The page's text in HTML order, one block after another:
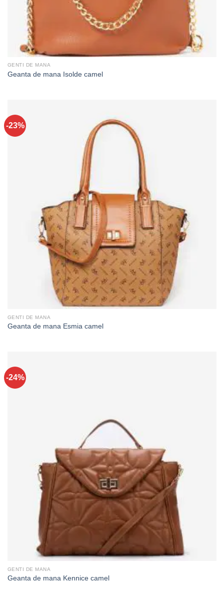
GENTI DE MANA
Geanta de mana Isolde camel
-23%
GENTI DE MANA
Geanta de mana Esmia camel
-24%
GENTI DE MANA
Geanta de mana Kennice camel